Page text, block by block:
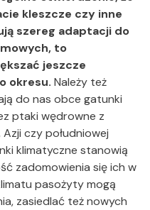
kleszcze czy inne
szereg adaptacji do
to
jeszcze
okresu. Należy też
do nas obce gatunki
ptaki wędrowne z
czy południowej
klimatyczne stanowią
zadomowienia się ich w
pasożyty mogą
zasiedlać też nowych